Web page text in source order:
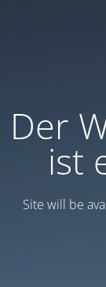
Der
ist
Site will be